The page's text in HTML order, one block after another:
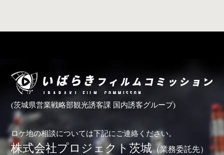
(茨城県営業戦略部観光誘客課 国内誘客グループ)
ロケ地の相談については下記にご連絡ください。
株式会社プロジェクト茨城（業務委託先）